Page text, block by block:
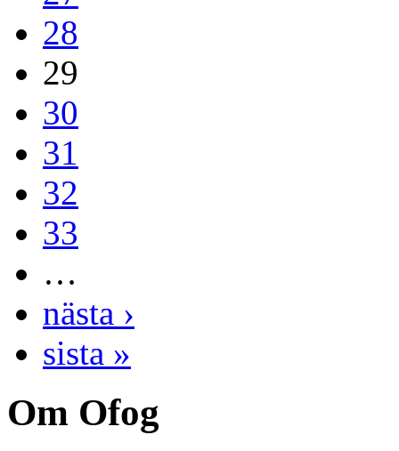
28
29
30
31
32
33
…
nästa ›
sista »
Om Ofog